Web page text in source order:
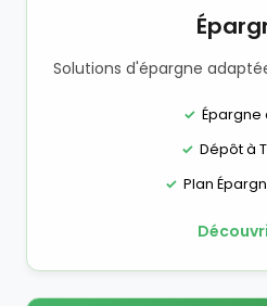
Solutions d'épargne
Épargne
Dépôt à
Plan